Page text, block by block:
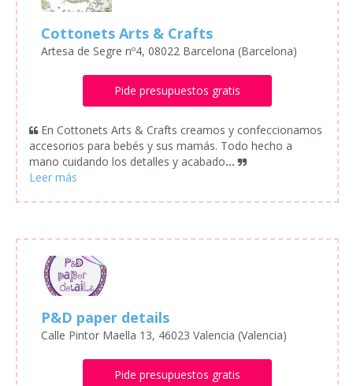
Cottonets Arts & Crafts
Artesa de Segre nº4, 08022 Barcelona (Barcelona)
Pide presupuestos gratis
En Cottonets Arts & Crafts creamos y confeccionamos
accesorios para bebés y sus mamás. Todo hecho a
mano cuidando los detalles y acabado...
P&D paper details
Calle Pintor Maella 13, 46023 Valencia (Valencia)
Pide presupuestos gratis